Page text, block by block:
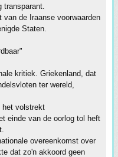
transparant.
van de Iraanse voorwaarden
Staten.
kritiek. Griekenland, dat
ter wereld,
het volstrekt
einde van de oorlog tol heft
overeenkomst over
dat zo'n akkoord geen